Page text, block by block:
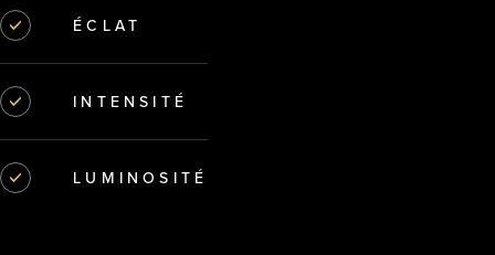
ÉCLAT
INTENSITÉ
LUMINOSITÉ